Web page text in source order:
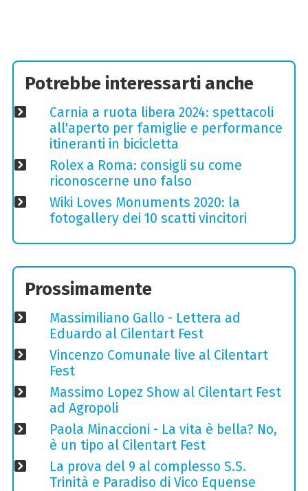
Potrebbe interessarti anche
Carnia a ruota libera 2024: spettacoli
all'aperto per famiglie e performance
itineranti in bicicletta
Rolex a Roma: consigli su come
riconoscerne uno falso
Wiki Loves Monuments 2020: la
fotogallery dei 10 scatti vincitori
Prossimamente
Massimiliano Gallo - Lettera ad
Eduardo al Cilentart Fest
Vincenzo Comunale live al Cilentart
Fest
Massimo Lopez Show al Cilentart Fest
ad Agropoli
Paola Minaccioni - La vita è bella? No,
è un tipo al Cilentart Fest
La prova del 9 al complesso S.S.
Trinità e Paradiso di Vico Equense